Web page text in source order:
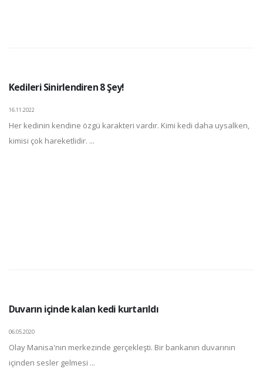
Kedileri Sinirlendiren 8 Şey!
16.11.2022
Her kedinin kendine özgü karakteri vardır. Kimi kedi daha uysalken,
kimisi çok hareketlidir. ...
Duvarın içinde kalan kedi kurtarıldı
06.05.2020
Olay Manisa'nın merkezinde gerçekleşti. Bir bankanın duvarının
içinden sesler gelmesi ...